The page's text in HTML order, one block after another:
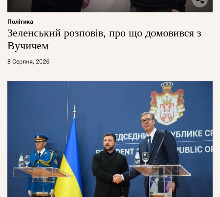
Політика
Зеленський розповів, про що домовився з
Вучичем
8 Серпня, 2026